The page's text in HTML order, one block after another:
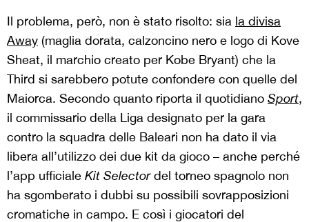
Il problema, però, non è stato risolto: sia la divisa
Away (maglia dorata, calzoncino nero e logo di Kove
Sheat, il marchio creato per Kobe Bryant) che la
Third si sarebbero potute confondere con quelle del
Maiorca. Secondo quanto riporta il quotidiano Sport,
il commissario della Liga designato per la gara
contro la squadra delle Baleari non ha dato il via
libera all’utilizzo dei due kit da gioco – anche perché
l’app ufficiale Kit Selectordel torneo spagnolo non
ha sgomberato i dubbi su possibili sovrapposizioni
cromatiche in campo. E così i giocatori del